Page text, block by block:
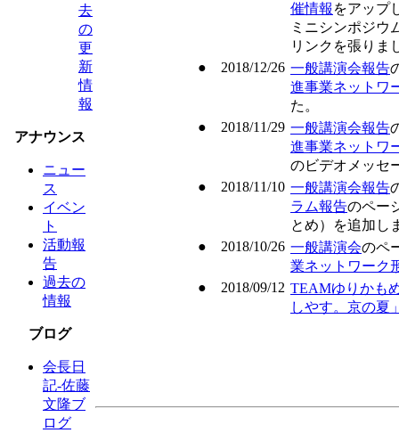
去
の
更
新
情
報
アナウンス
ニュー
ス
イベン
ト
活動報
告
過去の
情報
ブログ
会長日
記-佐藤
文隆ブ
ログ
催情報 をアップ
ミニシンポジウ
リンクを張りま
● 2018/12/26 一般講演会報告
進事業ネットワ
た。
● 2018/11/29 一般講演会報告
進事業ネットワ
のビデオメッセ
● 2018/11/10 一般講演会報告
ラム報告のペー
とめ）を追加し
● 2018/10/26 一般講演会のペ
業ネットワーク
● 2018/09/12 TEAMゆりかも
しやす。京の夏